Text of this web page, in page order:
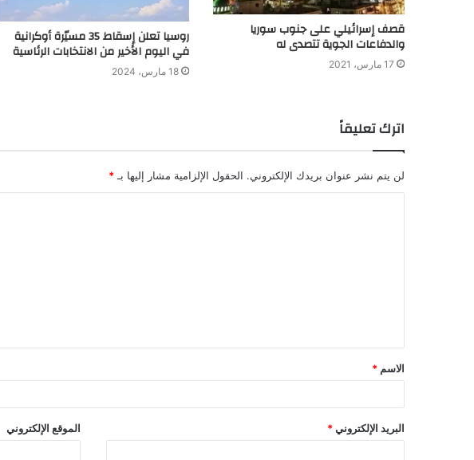
قصف إسرائيلي على جنوب سوريا
والدفاعات الجوية تتصدى له
17 مارس، 2021
روسيا تعلن إسقاط 35 مسيّرة أوكرانية
في اليوم الأخير من الانتخابات الرئاسية
18 مارس، 2024
اترك تعليقاً
لن يتم نشر عنوان بريدك الإلكتروني. الحقول الإلزامية مشار إليها بـ *
الاسم *
البريد الإلكتروني * الموقع الإلكتروني